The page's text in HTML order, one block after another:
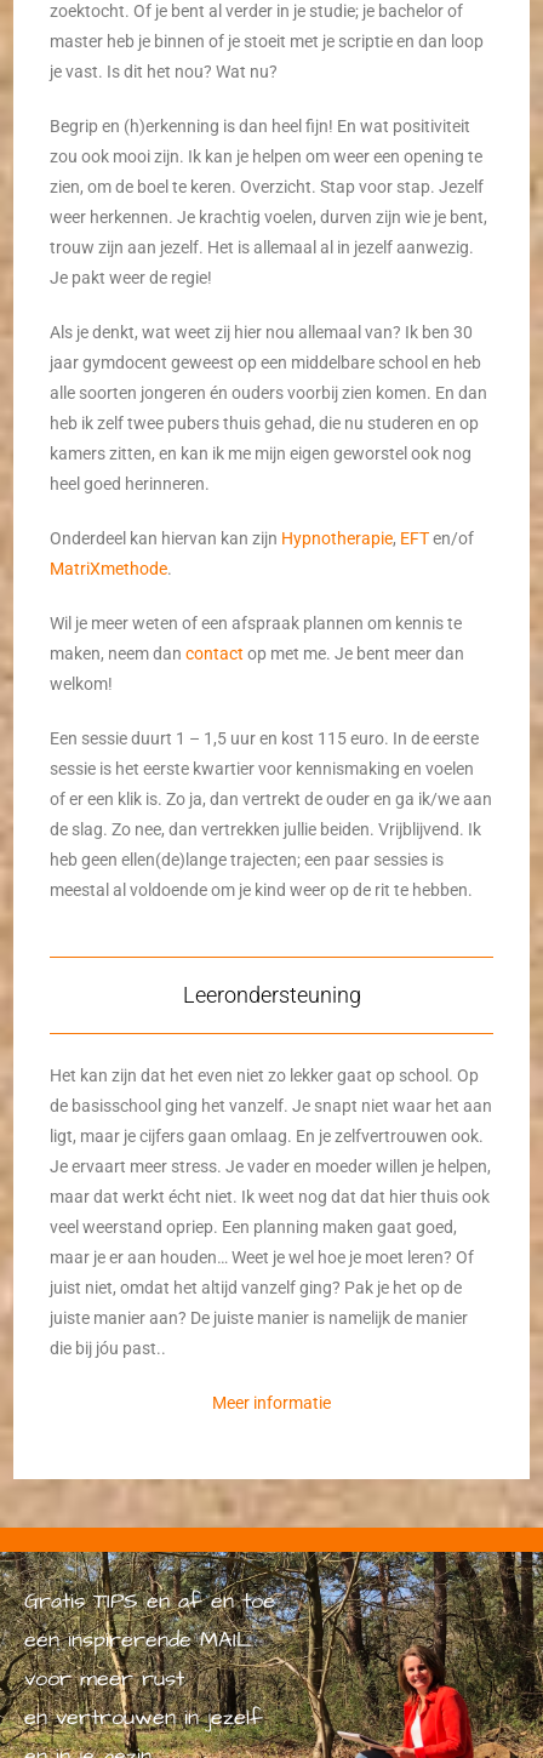
zoektocht. Of je bent al verder in je studie; je bachelor of
master heb je binnen of je stoeit met je scriptie en dan loop
je vast. Is dit het nou? Wat nu?
Begrip en (h)erkenning is dan heel fijn! En wat positiviteit
zou ook mooi zijn. Ik kan je helpen om weer een opening te
zien, om de boel te keren. Overzicht. Stap voor stap. Jezelf
weer herkennen. Je krachtig voelen, durven zijn wie je bent,
trouw zijn aan jezelf. Het is allemaal al in jezelf aanwezig.
Je pakt weer de regie!
Als je denkt, wat weet zij hier nou allemaal van? Ik ben 30
jaar gymdocent geweest op een middelbare school en heb
alle soorten jongeren én ouders voorbij zien komen. En dan
heb ik zelf twee pubers thuis gehad, die nu studeren en op
kamers zitten, en kan ik me mijn eigen geworstel ook nog
heel goed herinneren.
Onderdeel kan hiervan kan zijn Hypnotherapie, EFTen/of
MatriXmethode.
Wil je meer weten of een afspraak plannen om kennis te
maken, neem dan contact op met me. Je bent meer dan
welkom!
Een sessie duurt 1 – 1,5 uur en kost 115 euro. In de eerste
sessie is het eerste kwartier voor kennismaking en voelen
of er een klik is. Zo ja, dan vertrekt de ouder en ga ik/we aan
de slag. Zo nee, dan vertrekken jullie beiden. Vrijblijvend. Ik
heb geen ellen(de)lange trajecten; een paar sessies is
meestal al voldoende om je kind weer op de rit te hebben.
Leerondersteuning
Het kan zijn dat het even niet zo lekker gaat op school. Op
de basisschool ging het vanzelf. Je snapt niet waar het aan
ligt, maar je cijfers gaan omlaag. En je zelfvertrouwen ook.
Je ervaart meer stress. Je vader en moeder willen je helpen,
maar dat werkt écht niet. Ik weet nog dat dat hier thuis ook
veel weerstand opriep. Een planning maken gaat goed,
maar je er aan houden… Weet je wel hoe je moet leren? Of
juist niet, omdat het altijd vanzelf ging? Pak je het op de
juiste manier aan? De juiste manier is namelijk de manier
die bij jóu past..
Meer informatie
Gratis TIPS en af en toe
een inspirerende MAIL
voor meer rust
en vertrouwen in jezelf